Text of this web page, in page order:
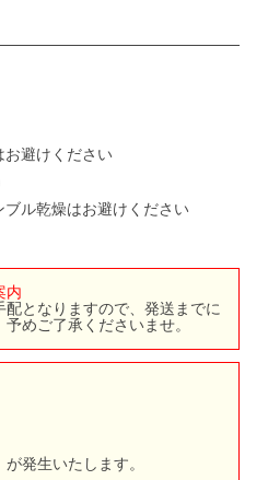
避けください
ル乾燥はお避けください
内
となりますので、発送までに
めご了承くださいませ。
が発生いたします。